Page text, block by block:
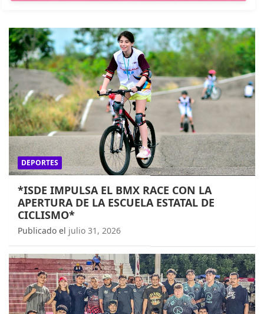
DEPORTES
*ISDE IMPULSA EL BMX RACE CON LA
APERTURA DE LA ESCUELA ESTATAL DE
CICLISMO*
Publicado el julio 31, 2026